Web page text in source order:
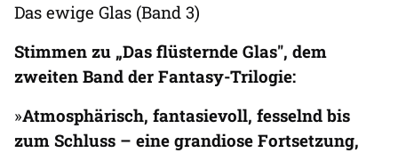
Das ewige Glas (Band 3)
Stimmen zu „Das flüsternde Glas", dem
zweiten Band der Fantasy-Trilogie:
»Atmosphärisch, fantasievoll, fesselnd bis
zum Schluss – eine grandiose Fortsetzung,